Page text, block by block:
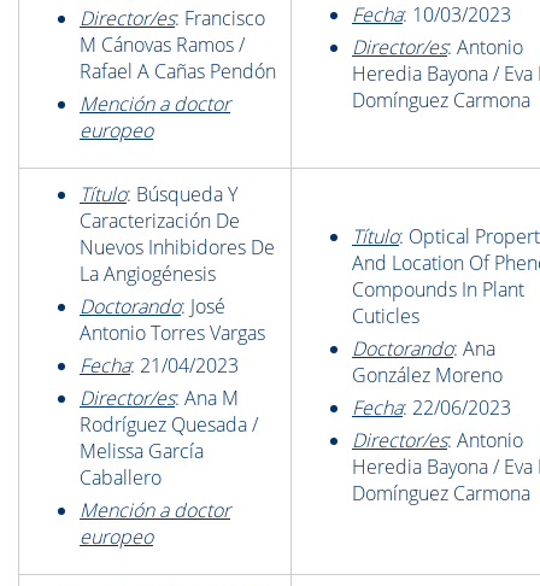
Director/es: Francisco
M Cánovas Ramos /
Rafael A Cañas Pendón
Mención a doctor
europeo
Fecha: 10/03/2023
Director/es: Antonio
Heredia Bayona / Eva
Domínguez Carmona
Título: Búsqueda Y
Caracterización De
Nuevos Inhibidores De
La Angiogénesis
Doctorando: José
Antonio Torres Vargas
Fecha: 21/04/2023
Director/es: Ana M
Rodríguez Quesada /
Melissa García
Caballero
Mención a doctor
europeo
Título: Optical
And Location Of
Compounds In Plant
Cuticles
Doctorando: Ana
González Moreno
Fecha: 22/06/2023
Director/es: Antonio
Heredia Bayona / Eva
Domínguez Carmona